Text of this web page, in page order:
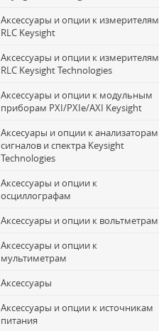
Аксессуары и опции к измерителям
RLC Keysight
Аксессуары и опции к измерителям
RLC Keysight Technologies
Аксессуары и опции к модульным
приборам PXI/PXIe/AXI Keysight
Аксесуары и опции к анализаторам
сигналов и спектра Keysight
Technologies
Аксессуары и опции к
осциллографам
Аксессуары и опции к вольтметрам
Аксессуары и опции к
мультиметрам
Аксессуары
Аксессуары и опции к источникам
питания